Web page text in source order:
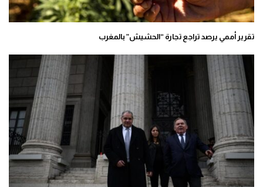
تقرير أممي يرصد تراجع تجارة “الحشيش” بالمغرب